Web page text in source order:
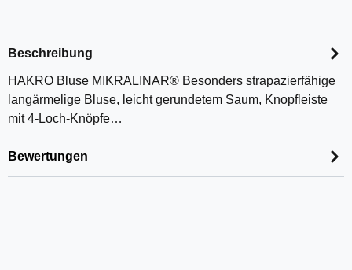
Beschreibung
HAKRO Bluse MIKRALINAR® Besonders strapazierfähige
langärmelige Bluse, leicht gerundetem Saum, Knopfleiste
mit 4-Loch-Knöpfe…
Bewertungen